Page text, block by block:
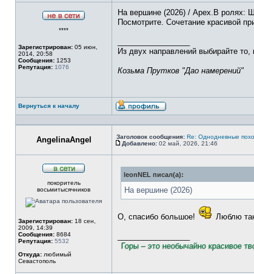
****
Зарегистрирован: 05 июн,
2014, 20:58
Сообщения: 1253
Репутация: 1076
На вершине (2026) / Apex.В ролях:
Посмотрите. Сочетание красивой
Из двух направлений выбирайте
Козьма Прутков "Дао намерений"
Вернуться к началу
Профиль
AngelinaAngel Заголовок сообщения: Re: Однодневные
Сообщение
Добавлено: 02 май, 2026, 21:46
покоритель
восьмитысячников
Зарегистрирован: 18 сен,
2009, 14:39
Сообщения: 8684
Репутация: 5532
Откуда: любимый
Севастополь
leonNEL писал(а):
На вершине (2026)
О, спасибо большое! Люблю
Горы – это необычайно красивое